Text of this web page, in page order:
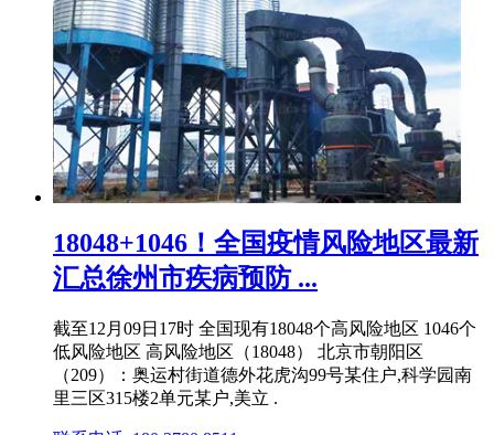
18048+1046！全国疫情风险地区最新
汇总徐州市疾病预防 ...
截至12月09日17时 全国现有18048个高风险地区 1046个
低风险地区 高风险地区（18048） 北京市朝阳区
（209）：奥运村街道德外花虎沟99号某住户,科学园南
里三区315楼2单元某户,美立 .